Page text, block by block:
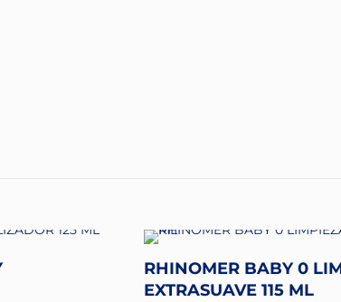
RHINOMER BABY 0
EXTRASUAVE 115 ML